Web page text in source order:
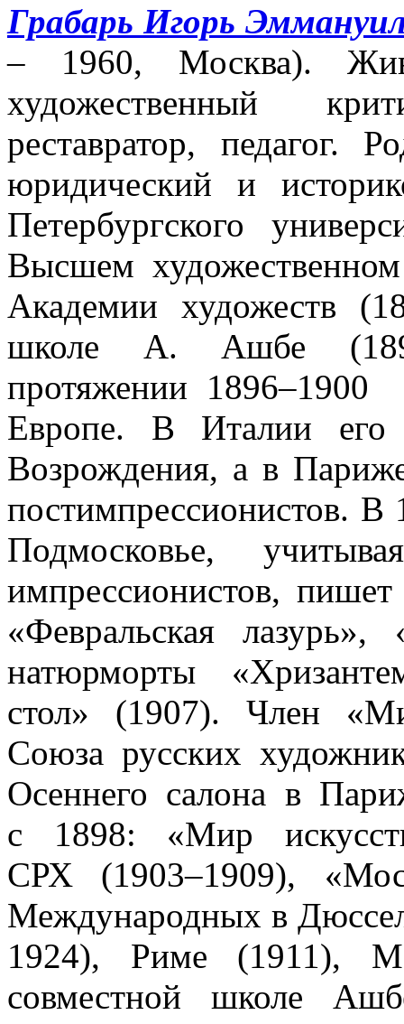
Грабарь Игорь
– 1960, Москва).
художественный
реставратор, педагог.
юридический и
Петербургского
Высшем
Академии художеств
школе А. Ашбе
протяжении 1896–1900
Европе. В Италии его
Возрождения, а в
постимпрессионистов. В
Подмосковье,
импрессионистов,
«Февральская
натюрморты
стол» (1907). Член
Союза русских
Осеннего салона в
с 1898: «Мир
СРХ (1903–1909),
Международных в
1924), Риме (1911),
совместной школе